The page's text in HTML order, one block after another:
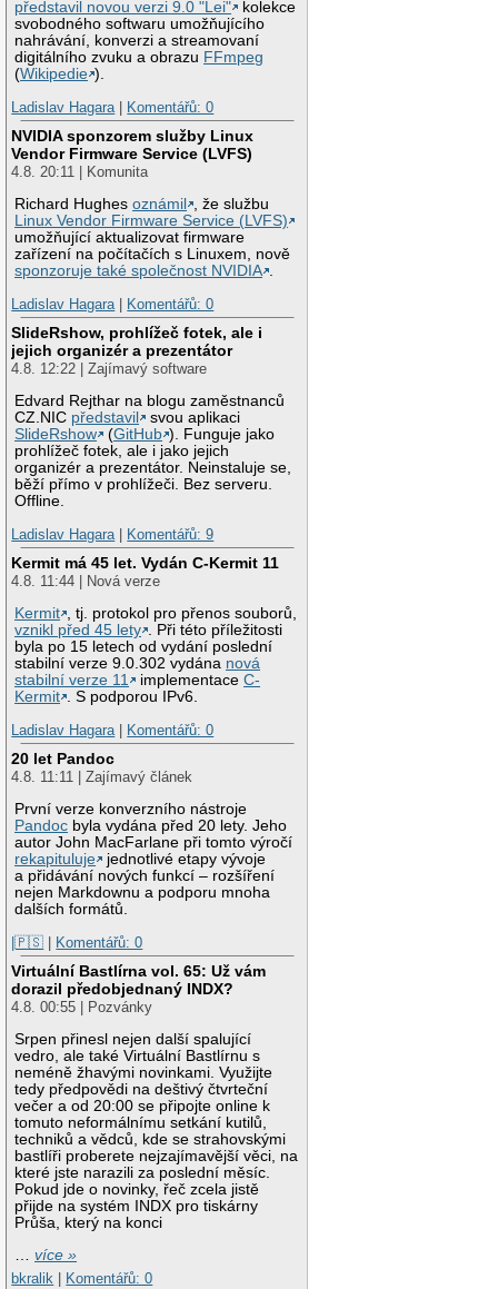
představil novou verzi 9.0 "Lei"
kolekce
svobodného softwaru umožňujícího
nahrávání, konverzi a streamovaní
digitálního zvuku a obrazu FFmpeg
(Wikipedie ).
Ladislav Hagara
Komentářů: 0
NVIDIA sponzorem služby Linux
Vendor Firmware Service (LVFS)
4.8. 20:11 | Komunita
Richard Hughesoznámil
, že službu
Linux Vendor Firmware Service (LVFS)
umožňující aktualizovat firmware
zařízení na počítačích s Linuxem, nově
sponzoruje také společnost NVIDIA .
Ladislav Hagara | Komentářů: 0
SlideRshow, prohlížeč fotek, ale i
jejich organizér a prezentátor
4.8. 12:22 | Zajímavý software
Edvard Rejthar na blogu zaměstnanců
CZ.NIC představil
svou aplikaci
SlideRshow
(GitHub ). Funguje jako
prohlížeč fotek, ale i jako jejich
organizér a prezentátor. Neinstaluje se,
běží přímo v prohlížeči. Bez serveru.
Offline.
Ladislav Hagara | Komentářů: 9
Kermit má 45 let. Vydán C-Kermit 11
4.8. 11:44 | Nová verze
Kermit , tj. protokol pro přenos souborů,
vznikl před 45 lety . Při této příležitosti
byla po 15 letech od vydání poslední
stabilní verze 9.0.302 vydána nová
stabilní verze 11
implementaceC-
Kermit . S podporou IPv6.
Ladislav Hagara | Komentářů: 0
20 let Pandoc
4.8. 11:11 | Zajímavý článek
První verze konverzního nástroje
Pandoc byla vydána před 20 lety. Jeho
autor John MacFarlane při tomto výročí
rekapituluje
jednotlivé etapy vývoje
a přidávání nových funkcí – rozšíření
nejen Markdownu a podporu mnoha
dalších formátů.
|🇵🇸 | Komentářů: 0
Virtuální Bastlírna vol. 65: Už vám
dorazil předobjednaný INDX?
4.8. 00:55 | Pozvánky
Srpen přinesl nejen další spalující
vedro, ale také Virtuální Bastlírnu s
neméně žhavými novinkami. Využijte
tedy předpovědi na deštivý čtvrteční
večer a od 20:00 se připojte online k
tomuto neformálnímu setkání kutilů,
techniků a vědců, kde se strahovskými
bastlíři proberete nejzajímavější věci, na
které jste narazili za poslední měsíc.
Pokud jde o novinky, řeč zcela jistě
přijde na systém INDX pro tiskárny
Průša, který na konci
…více »
bkralik
Komentářů: 0